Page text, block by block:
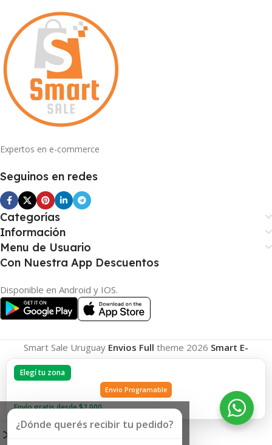
Elegí tu zona
Envio Programable
Envío gratis desde $2.000
Expertos en e-commerce
Seguinos en redes
Categorías
Información
Menu de Usuario
Con Nuestra App Descuentos
Disponible en Android y IOS.
Smart Sale Uruguay Envios Full theme 2026 Smart E-
Commerce.
¿Dónde querés recibir tu pedido?